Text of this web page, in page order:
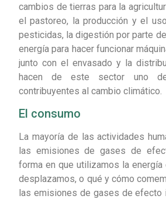
cambios de tierras para la
el pastoreo, la producción y el
pesticidas, la digestión por parte
energía para hacer funcionar
junto con el envasado y la
hacen de este sector uno
contribuyentes al cambio climático.
El consumo
La mayoría de las actividades
las emisiones de gases de
forma en que utilizamos la energía
desplazamos, o qué y cómo
las emisiones de gases de efecto